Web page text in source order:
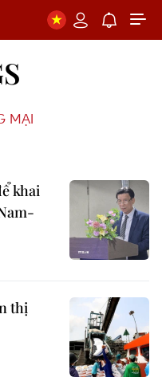
MẠI
khai
thị